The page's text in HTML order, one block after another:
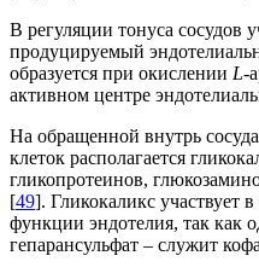
В регуляции тонуса сосудов
продуцируемый
образуется при окислении L-
активном центре
На обращенной внутрь
клеток располагается
гликопротеинов,
[49]. Гликокаликс участвует
функции эндотелия, так как
гепарансульфат – служит